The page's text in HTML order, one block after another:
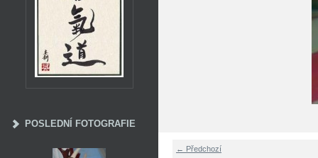
← Předchozí
POSLEDNÍ FOTOGRAFIE